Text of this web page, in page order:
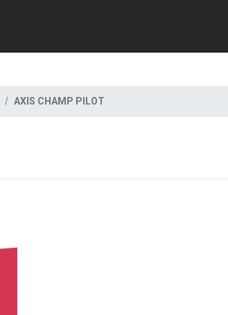
AXIS CHAMP PILOT